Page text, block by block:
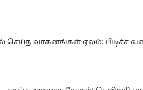
செய்த வாகனங்கள் ஏலம்: பிடிச்ச